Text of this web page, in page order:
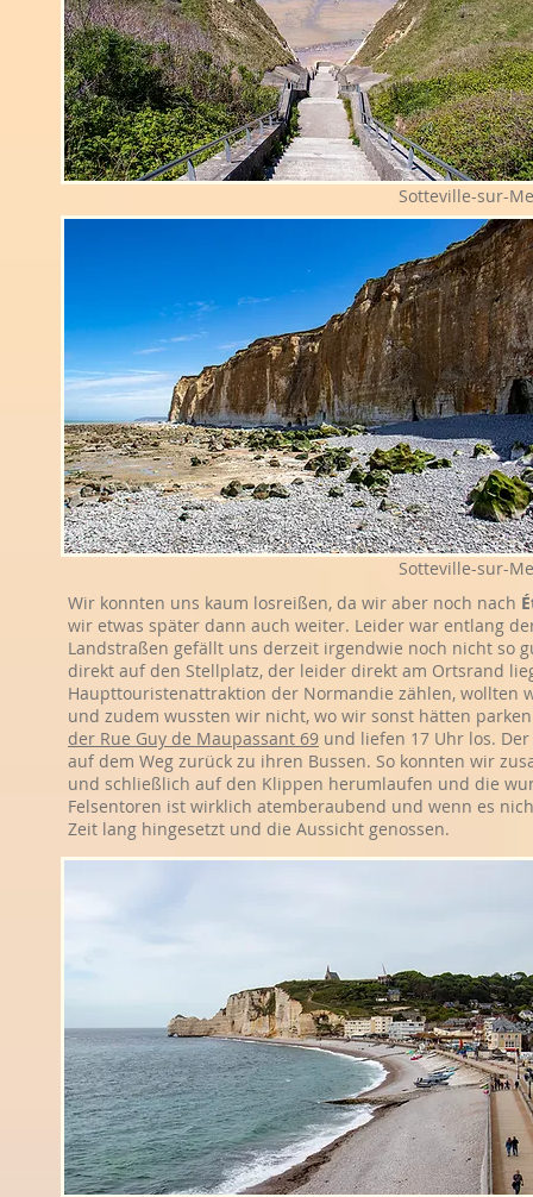
Sotteville-sur-
Sotteville-sur-
Wir konnten uns kaum losreißen, da wir aber noch nach
wir etwas später dann auch weiter. Leider war entlang
Landstraßen gefällt uns derzeit irgendwie noch nicht so
direkt auf den Stellplatz, der leider direkt am Ortsrand
Haupttouristenattraktion der Normandie zählen, wollten
und zudem wussten wir nicht, wo wir sonst hätten
der Rue Guy de Maupassant 69 und liefen 17 Uhr los.
auf dem Weg zurück zu ihren Bussen. So konnten wir
und schließlich auf den Klippen herumlaufen und die
Felsentoren ist wirklich atemberaubend und wenn es
Zeit lang hingesetzt und die Aussicht genossen.